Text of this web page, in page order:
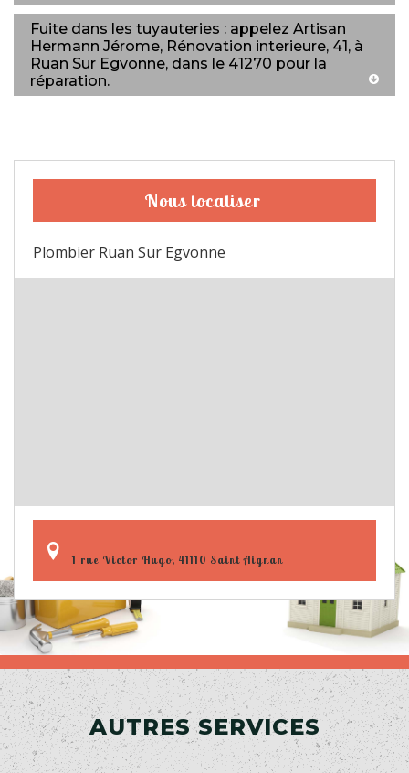
Fuite dans les tuyauteries : appelez Artisan
Hermann Jérome, Rénovation interieure, 41, à
Ruan Sur Egvonne, dans le 41270 pour la
réparation.
Nous localiser
Plombier Ruan Sur Egvonne
1 rue Victor Hugo, 41110 Saint Aignan
AUTRES SERVICES